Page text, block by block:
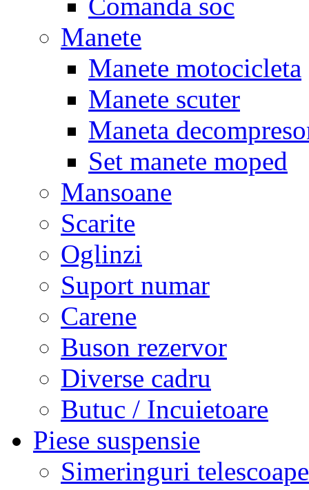
Manete
Manete motocicleta
Manete scuter
Maneta
Set manete moped
Mansoane
Scarite
Oglinzi
Suport numar
Carene
Buson rezervor
Diverse cadru
Butuc / Incuietoare
Piese suspensie
Simeringuri telescoape